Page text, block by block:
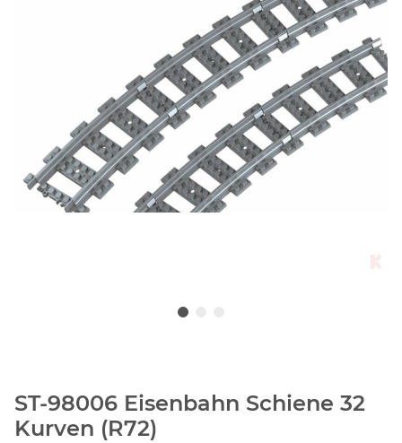
ST-98006 Eisenbahn Schiene 32
Kurven (R72)